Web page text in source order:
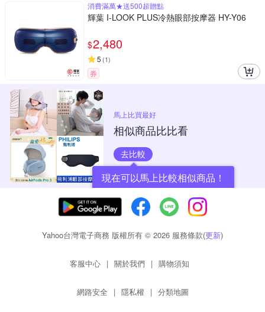
消費滿萬★送500超贈點
輝葉 I-LOOK PLUS冷熱眼部按摩器 HY-Y06
$2,480
5 (1)
券
馬上比買最好
相似商品比比看
去比較
現在可以馬上比較相似商品！
Yahoo台灣電子商務 版權所有 © 2026 服務條款(更新)
客服中心 | 關於我們 | 購物須知
網路安全 | 隱私權 | 分類地圖